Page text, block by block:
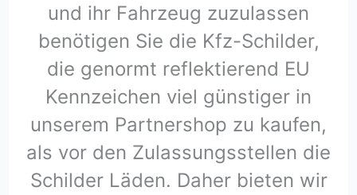
und ihr Fahrzeug zuzulassen
benötigen Sie die Kfz-Schilder,
die genormt reflektierend EU
Kennzeichen viel günstiger in
unserem Partnershop zu kaufen,
als vor den Zulassungsstellen die
Schilder Läden. Daher bieten wir